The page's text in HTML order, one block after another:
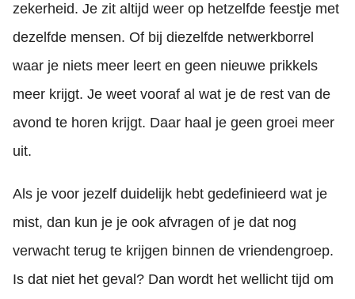
zekerheid. Je zit altijd weer op hetzelfde feestje met
dezelfde mensen. Of bij diezelfde netwerkborrel
waar je niets meer leert en geen nieuwe prikkels
meer krijgt. Je weet vooraf al wat je de rest van de
avond te horen krijgt. Daar haal je geen groei meer
uit.
Als je voor jezelf duidelijk hebt gedefinieerd wat je
mist, dan kun je je ook afvragen of je dat nog
verwacht terug te krijgen binnen de vriendengroep.
Is dat niet het geval? Dan wordt het wellicht tijd om